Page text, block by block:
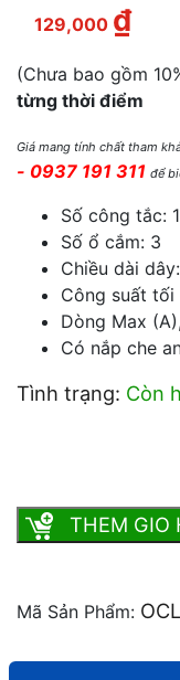
129,000 ₫
(Chưa bao gồm
từng thời điểm
Giá mang tính chất tham
- 0937 191 311 để
Số công tắc: 1
Số ổ cắm: 3
Chiều dài
Công suất tối
Dòng Max
Có nắp che
Tình trạng: Còn
THEM GIO
Mã Sản Phẩm: